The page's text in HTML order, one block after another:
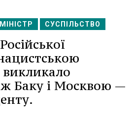
СУСПІЛЬСТВО
Баку і Москвою —